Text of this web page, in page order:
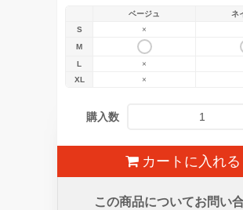
ベージュ
ネ
S
×
M
L
×
XL
×
購入数
カートに入れる
この商品についてお問い